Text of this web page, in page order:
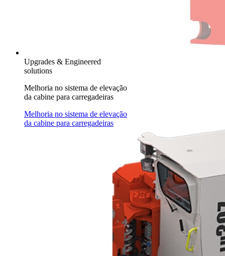
Upgrades & Engineered
solutions
Melhoria no sistema de elevação
da cabine para carregadeiras
Melhoria no sistema de elevação
da cabine para carregadeiras